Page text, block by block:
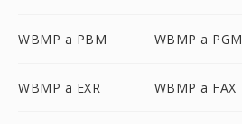
WBMP a PBM WBMP a PGM
WBMP a EXR WBMP a FAX